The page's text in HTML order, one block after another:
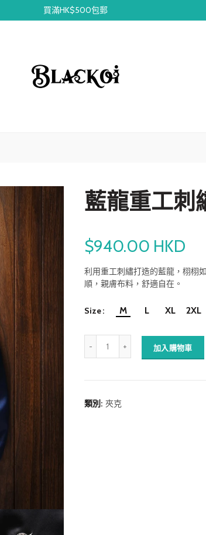
藍龍重工刺
$940.00 HKD
利用重工刺繡打造的藍龍， 栩栩
順，親膚布料，舒適自在。
Size M L XL 2XL
加入購物車
類別: 夾克
買滿HK$500包郵